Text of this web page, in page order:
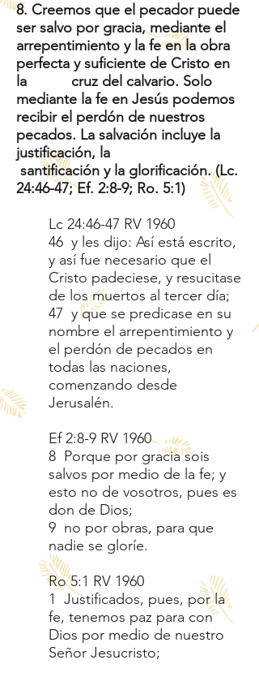
8. Creemos que el pecador puede
ser salvo por gracia, mediante el
arrepentimiento y la fe en la obra
perfecta y suficiente de Cristo en
la cruz del calvario. Solo
mediante la fe en Jesús podemos
recibir el perdón de nuestros
pecados. La salvación incluye la
justificación, la
santificación y la glorificación. (Lc.
24:46-47; Ef. 2:8-9; Ro. 5:1)
Lc 24:46-47 RV 1960
46 y les dijo: Así está escrito,
y así fue necesario que el
Cristo padeciese, y resucitase
de los muertos al tercer día;
47 y que se predicase en su
nombre el arrepentimiento y
el perdón de pecados en
todas las naciones,
comenzando desde
Jerusalén.
Ef 2:8-9 RV 1960
8 Porque por gracia sois
salvos por medio de la fe; y
esto no de vosotros, pues es
don de Dios;
9 no por obras, para que
nadie se gloríe.
Ro 5:1 RV 1960
1 Justificados, pues, por la
fe, tenemos paz para con
Dios por medio de nuestro
Señor Jesucristo;